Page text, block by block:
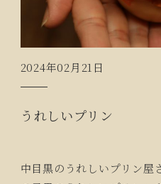
2024年02月21日
うれしいプリン
中目黒のうれしいプリン屋